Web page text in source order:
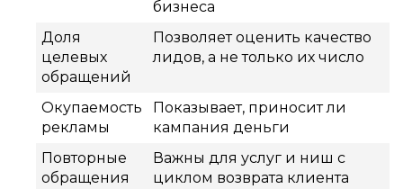
бизнеса
Доля
целевых
обращений
Позволяет оценить качество
лидов, а не только их число
Окупаемость
рекламы
Показывает, приносит ли
кампания деньги
Повторные
обращения
Важны для услуг и ниш с
циклом возврата клиента